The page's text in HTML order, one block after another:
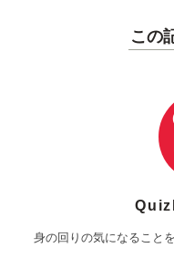
この
身の回りの気になること